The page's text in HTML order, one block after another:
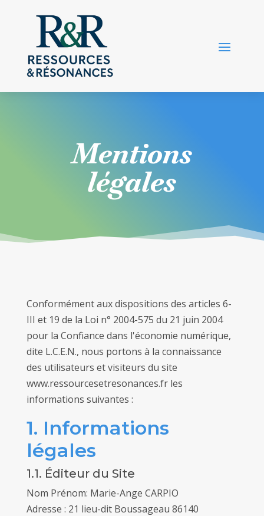
Mentions
légales
Conformément aux dispositions des articles 6-
III et 19 de la Loi n° 2004-575 du 21 juin 2004
pour la Confiance dans l'économie numérique,
dite L.C.E.N., nous portons à la connaissance
des utilisateurs et visiteurs du site
www.ressourcesetresonances.fr les
informations suivantes :
1. Informations
légales
1.1. Éditeur du Site
Nom Prénom: Marie-Ange CARPIO
Adresse : 21 lieu-dit Boussageau 86140